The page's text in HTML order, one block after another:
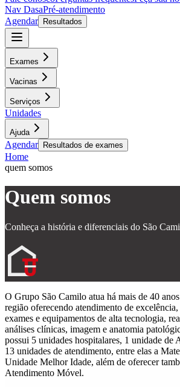
Nav DasaPré-atendimento
Agendar
Resultados
Exames
Vacinas
Serviços
Unidades
Ajuda
Agendar Resultados de exames
Home
quem somos
Quem somos
Conheça a história e diferenciais do São
O Grupo São Camilo atua há mais de 40
região oferecendo atendimento de
exames e equipamentos de alta tecnologia,
análises clínicas, imagem e anatomia
possui 5 unidades hospitalares, 1 unidade de
13 unidades de atendimento, entre elas a
Unidade Melhor Idade, além de oferecer
Atendimento Móvel.